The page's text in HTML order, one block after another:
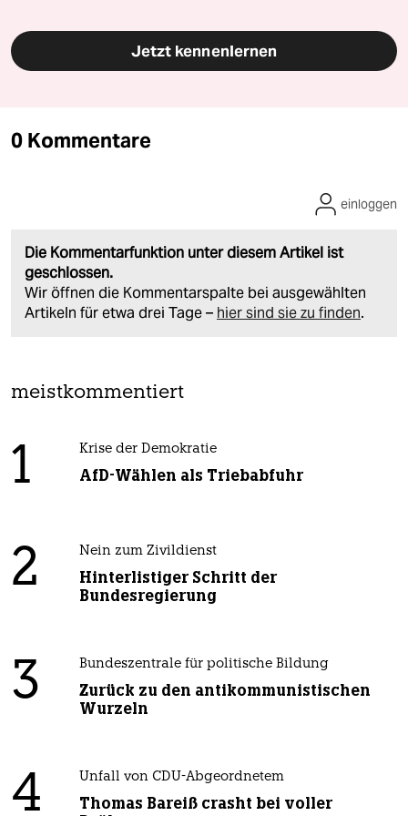
Jetzt kennenlernen
0 Kommentare
Die Kommentarfunktion unter diesem Artikel ist
geschlossen.
Wir öffnen die Kommentarspalte bei ausgewählten
Artikeln für etwa drei Tage – hier sind sie zu finden.
einloggen
meistkommentiert
1 Krise der Demokratie
AfD-Wählen als Triebabfuhr
2 Nein zum Zivildienst
Hinterlistiger Schritt der
Bundesregierung
3 Bundeszentrale für politische Bildung
Zurück zu den antikommunistischen
Wurzeln
4 Unfall von CDU-Abgeordnetem
Thomas Bareiß crasht bei voller